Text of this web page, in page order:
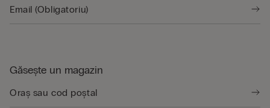
Găsește un magazin